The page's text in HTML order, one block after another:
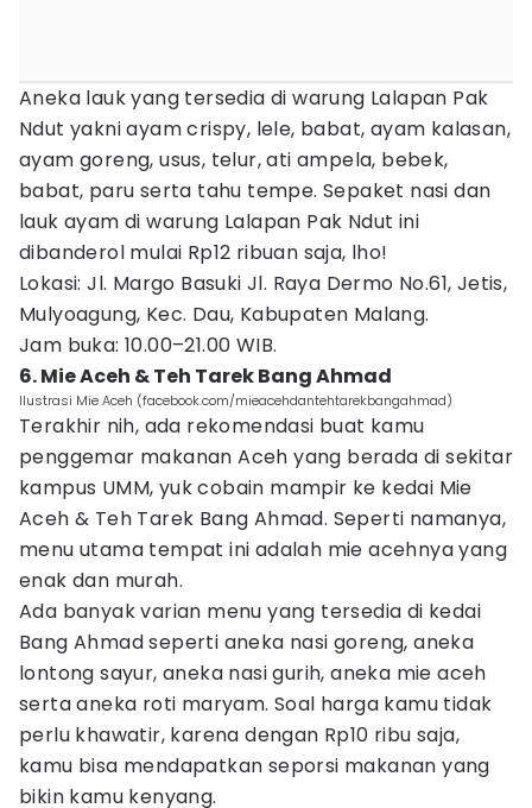
Aneka lauk yang tersedia di warung Lalapan Pak
Ndut yakni ayam crispy, lele, babat, ayam kalasan,
ayam goreng, usus, telur, ati ampela, bebek,
babat, paru serta tahu tempe. Sepaket nasi dan
lauk ayam di warung Lalapan Pak Ndut ini
dibanderol mulai Rp12 ribuan saja, lho!
Lokasi: Jl. Margo Basuki Jl. Raya Dermo No.61, Jetis,
Mulyoagung, Kec. Dau, Kabupaten Malang.
Jam buka: 10.00–21.00 WIB.
6. Mie Aceh & Teh Tarek Bang Ahmad
Ilustrasi Mie Aceh (facebook.com/mieacehdantehtarekbangahmad)
Terakhir nih, ada rekomendasi buat kamu
penggemar makanan Aceh yang berada di sekitar
kampus UMM, yuk cobain mampir ke kedai Mie
Aceh & Teh Tarek Bang Ahmad. Seperti namanya,
menu utama tempat ini adalah mie acehnya yang
enak dan murah.
Ada banyak varian menu yang tersedia di kedai
Bang Ahmad seperti aneka nasi goreng, aneka
lontong sayur, aneka nasi gurih, aneka mie aceh
serta aneka roti maryam. Soal harga kamu tidak
perlu khawatir, karena dengan Rp10 ribu saja,
kamu bisa mendapatkan seporsi makanan yang
bikin kamu kenyang.